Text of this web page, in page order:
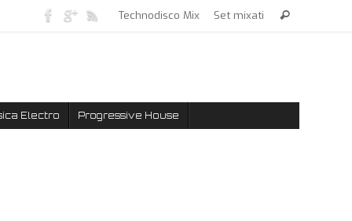
Technodisco Mix Set mixati
Electro Progressive House